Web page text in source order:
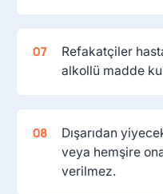
Refakatçiler
alkollü madde
Dışarıdan
veya hemşire
verilmez.